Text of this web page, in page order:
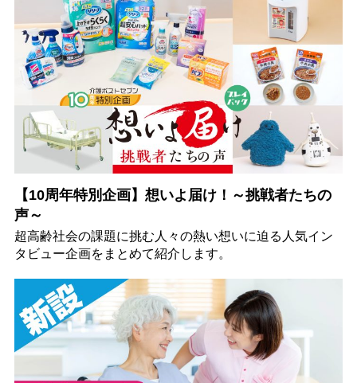
【10周年特別企画】想いよ届け！～挑戦者たちの
声～
超高齢社会の課題に挑む人々の熱い想いに迫る人気イン
タビュー企画をまとめて紹介します。